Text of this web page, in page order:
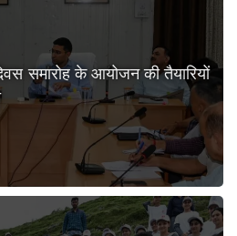
समारोह के आयोजन की तैयारियों